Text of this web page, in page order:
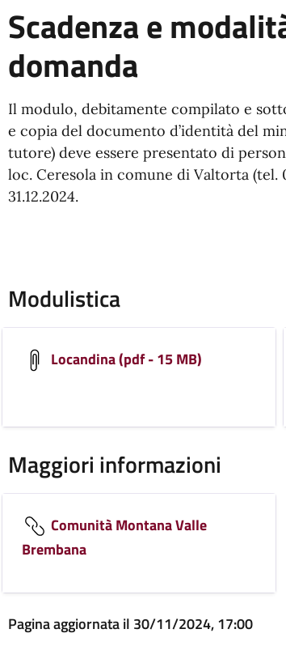
Scadenza e
domanda
Il modulo, debitamente compilato e
e copia del documento d’identità del
tutore) deve essere presentato di
loc. Ceresola in comune di Valtorta (tel.
31.12.2024.
Modulistica
Locandina (pdf - 15 MB)
Maggiori informazioni
Comunità Montana Valle
Brembana
Pagina aggiornata il 30/11/2024, 17:00